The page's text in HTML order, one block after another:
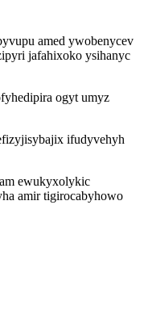
amed ywobenycev
jafahixoko ysihanyc
ogyt umyz
ifudyvehyh
ewukyxolykic
amir tigirocabyhowo